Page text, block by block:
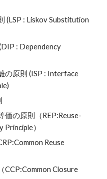
(LSP : Liskov Substitution
: Dependency
の原則 (ISP : Interface
価の原則（REP:Reuse-
Principle）
Reuse
CCP:Common Closure